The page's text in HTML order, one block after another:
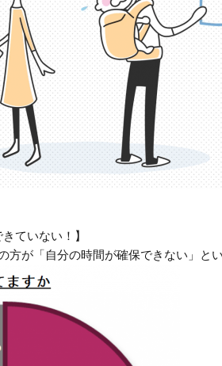
ていない！】
方が「自分の時間が確保できない」と